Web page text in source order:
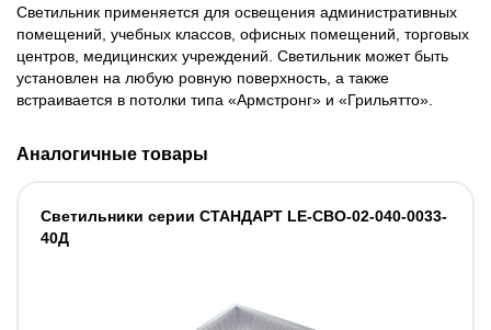
Светильник применяется для освещения административных
помещений, учебных классов, офисных помещений, торговых
центров, медицинских учреждений. Светильник может быть
установлен на любую ровную поверхность, а также
встраивается в потолки типа «Армстронг» и «Грильятто».
Аналогичные товары
Светильники cерии СТАНДАРТ LE-СВО-02-040-0033-
40Д